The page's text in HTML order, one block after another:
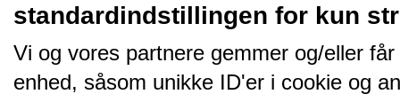
standardindstillingen for kun
Vi og vores partnere gemmer og/eller
enhed, såsom unikke ID'er i cookie og